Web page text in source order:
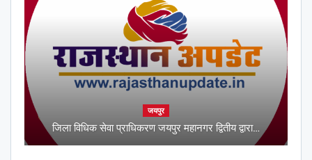
जयपुर
जिला विधिक सेवा प्राधिकरण जयपुर महानगर द्वितीय द्वारा…